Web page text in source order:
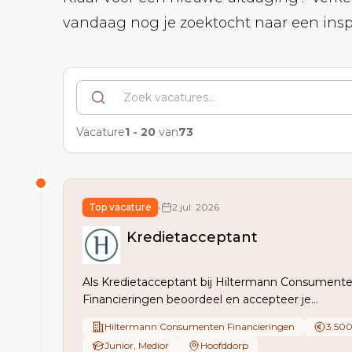
vandaag nog je zoektocht naar een
Vacature1 - 20 van73
Top vacature • 2 jul. 2026
Kredietacceptant
Als Kredietacceptant bij Hiltermann
Financieringen beoordeel en accepteer je
je risico’s, verwerk je aanvullende info,
Hiltermann Consumenten Financieringen
Junior, Medior
Hoofddorp